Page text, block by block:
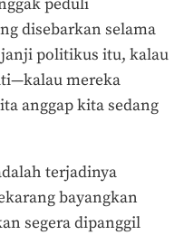
peduli
disebarkan selama
politikus itu, kalau
mereka
anggap kita sedang
terjadinya
bayangkan
segera dipanggil